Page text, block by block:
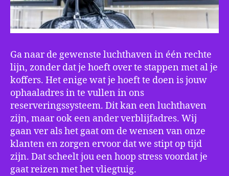
Ga naar de gewenste luchthaven in één rechte
lijn, zonder dat je hoeft over te stappen met al je
koffers. Het enige wat je hoeft te doen is jouw
ophaaladres in te vullen in ons
reserveringssysteem. Dit kan een luchthaven
zijn, maar ook een ander verblijfadres. Wij
gaan ver als het gaat om de wensen van onze
klanten en zorgen ervoor dat we stipt op tijd
zijn. Dat scheelt jou een hoop stress voordat je
gaat reizen met het vliegtuig.